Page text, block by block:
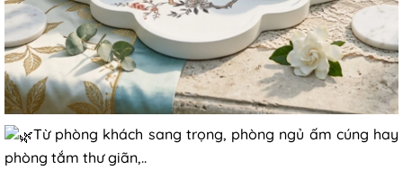
Từ phòng khách sang trọng, phòng ngủ ấm cúng hay
phòng tắm thư giãn,..